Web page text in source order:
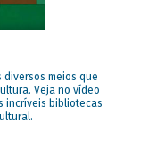
diversos meios que
Veja no vídeo
incríveis bibliotecas